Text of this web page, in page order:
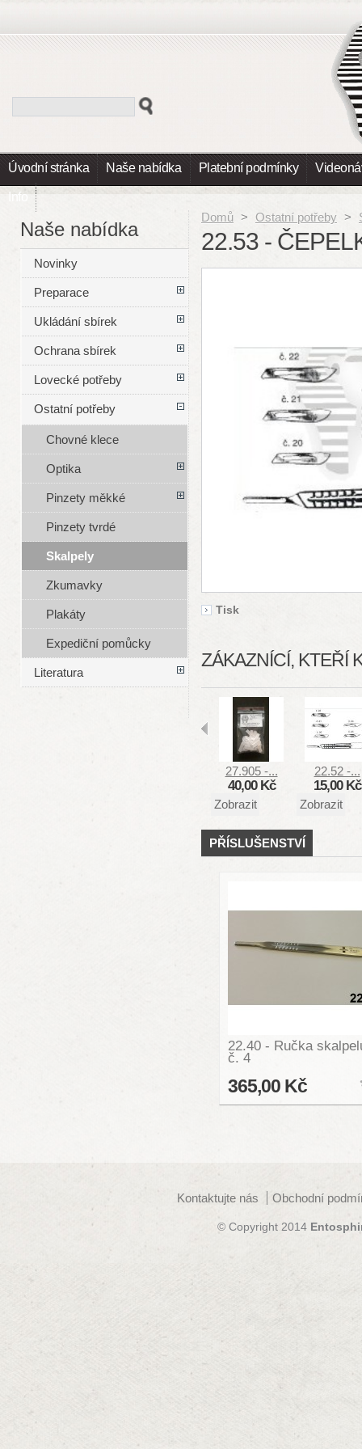
Úvodní stránka Naše nabídka Platební podmínky
Info
Domů > Ostatní potřeby >
22.53 -
Tisk
ZÁKAZNÍCÍ, KTEŘÍ
27.905 -...
40,00 Kč
Zobrazit
22.52 -...
15,00 Kč
Zobrazit
PŘÍSLUŠENSTVÍ
22.40 - Ručka
č. 4
365,00 Kč
Naše nabídka
Novinky
Preparace
Ukládání sbírek
Ochrana sbírek
Lovecké potřeby
Ostatní potřeby
Chovné klece
Optika
Pinzety měkké
Pinzety tvrdé
Skalpely
Zkumavky
Plakáty
Expediční pomůcky
Literatura
Kontaktujte nás Obchodní
© Copyright 2014